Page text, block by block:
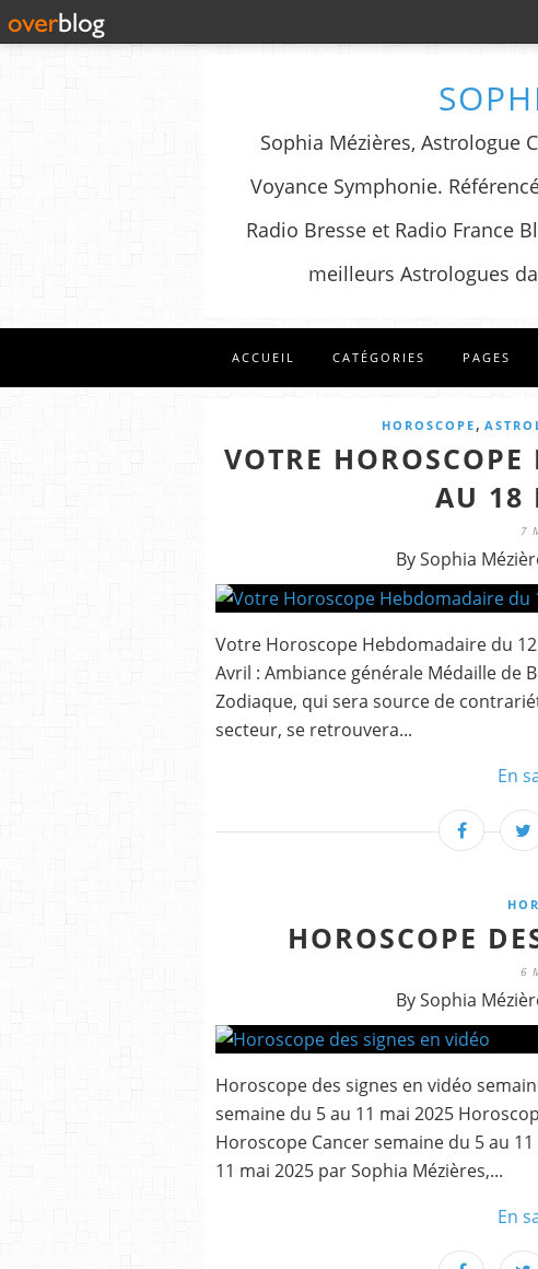
Sophia Mézières, Astrologue
Voyance Symphonie.
Radio Bresse et Radio France
meilleurs Astrologues
ACCUEIL CATÉGORIES PAGES
HOROSCOPE ,
VOTRE
AU 18
7
By Sophia
Votre Horoscope Hebdomadaire du
Avril : Ambiance générale Médaille de
Zodiaque, qui sera source de
secteur, se retrouvera...
En
HOROSCOPE
6
By Sophia
Horoscope des signes en vidéo
semaine du 5 au 11 mai 2025
Horoscope Cancer semaine du 5 au
11 mai 2025 par Sophia Mézières,...
En